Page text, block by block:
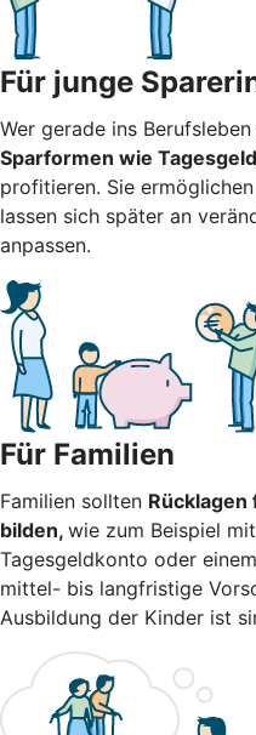
Für junge
Wer gerade ins
Sparformen wie
profitieren. Sie
lassen sich später an
anpassen.
Für Familien
Familien sollten
bilden, wie zum Beispiel
Tagesgeldkonto oder
mittel- bis langfristige
Ausbildung der Kinder ist